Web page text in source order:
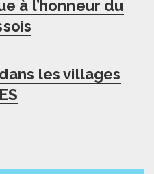
à l’honneur du
les villages